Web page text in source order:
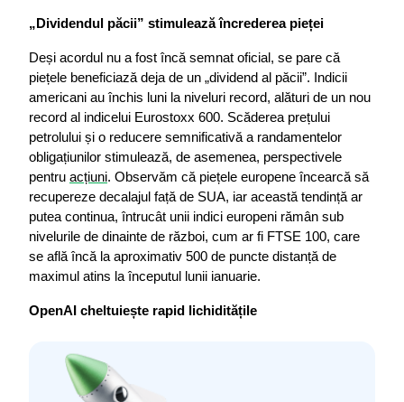
„Dividendul păcii” stimulează încrederea pieței
Deși acordul nu a fost încă semnat oficial, se pare că
piețele beneficiază deja de un „dividend al păcii”. Indicii
americani au închis luni la niveluri record, alături de un nou
record al indicelui Eurostoxx 600. Scăderea prețului
petrolului și o reducere semnificativă a randamentelor
obligațiunilor stimulează, de asemenea, perspectivele
pentru acțiuni. Observăm că piețele europene încearcă să
recupereze decalajul față de SUA, iar această tendință ar
putea continua, întrucât unii indici europeni rămân sub
nivelurile de dinainte de război, cum ar fi FTSE 100, care
se află încă la aproximativ 500 de puncte distanță de
maximul atins la începutul lunii ianuarie.
OpenAI cheltuiește rapid lichiditățile